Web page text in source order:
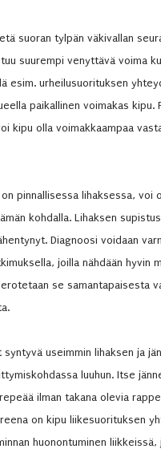
suoran tylpän väkivallan
suurempi venyttävä voima
esim. urheilusuorituksen
paikallinen voimakas kipu.
kipu olla voimakkaampaa
on pinnallisessa lihaksessa, voi
kohdalla. Lihaksen
Diagnoosi voidaan
joilla nähdään hyvin
se samantapaisesta
syntyvä useimmin lihaksen ja
luuhun. Itse
ilman takana olevia
on kipu liikesuorituksen
huonontuminen liikkeissä,